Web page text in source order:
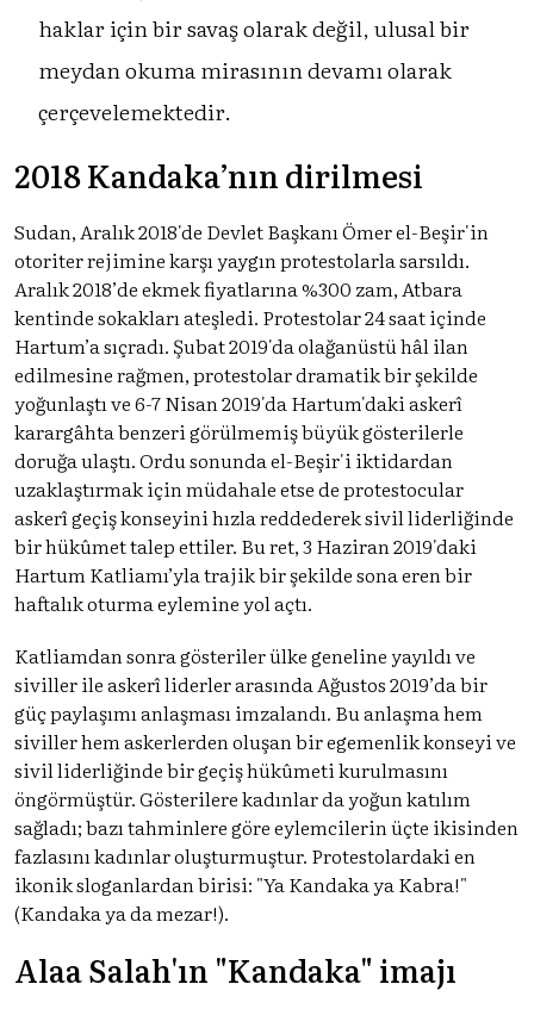
haklar için bir savaş olarak değil, ulusal bir
meydan okuma mirasının devamı olarak
çerçevelemektedir.
2018 Kandaka’nın dirilmesi
Sudan, Aralık 2018'de Devlet Başkanı Ömer el-Beşir'in
otoriter rejimine karşı yaygın protestolarla sarsıldı.
Aralık 2018’de ekmek fiyatlarına %300 zam, Atbara
kentinde sokakları ateşledi. Protestolar 24 saat içinde
Hartum’a sıçradı. Şubat 2019'da olağanüstü hâl ilan
edilmesine rağmen, protestolar dramatik bir şekilde
yoğunlaştı ve 6-7 Nisan 2019'da Hartum'daki askerî
karargâhta benzeri görülmemiş büyük gösterilerle
doruğa ulaştı. Ordu sonunda el-Beşir'i iktidardan
uzaklaştırmak için müdahale etse de protestocular
askerî geçiş konseyini hızla reddederek sivil liderliğinde
bir hükûmet talep ettiler. Bu ret, 3 Haziran 2019'daki
Hartum Katliamı’yla trajik bir şekilde sona eren bir
haftalık oturma eylemine yol açtı.
Katliamdan sonra gösteriler ülke geneline yayıldı ve
siviller ile askerî liderler arasında Ağustos 2019’da bir
güç paylaşımı anlaşması imzalandı. Bu anlaşma hem
siviller hem askerlerden oluşan bir egemenlik konseyi ve
sivil liderliğinde bir geçiş hükûmeti kurulmasını
öngörmüştür. Gösterilere kadınlar da yoğun katılım
sağladı; bazı tahminlere göre eylemcilerin üçte ikisinden
fazlasını kadınlar oluşturmuştur. Protestolardaki en
ikonik sloganlardan birisi: "Ya Kandaka ya Kabra!"
(Kandaka ya da mezar!).
Alaa Salah'ın "Kandaka" imajı